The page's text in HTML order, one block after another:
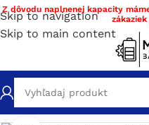
Skip to navigation
Skip to main content
Z dôvodu naplnenej kapacity
Domov/Obchod/Sonické